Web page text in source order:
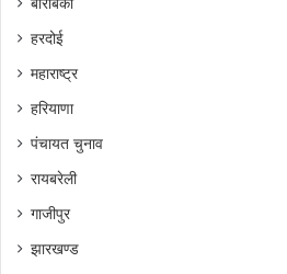
हरदोई
महाराष्ट्र
हरियाणा
पंचायत चुनाव
रायबरेली
गाजीपुर
झारखण्ड